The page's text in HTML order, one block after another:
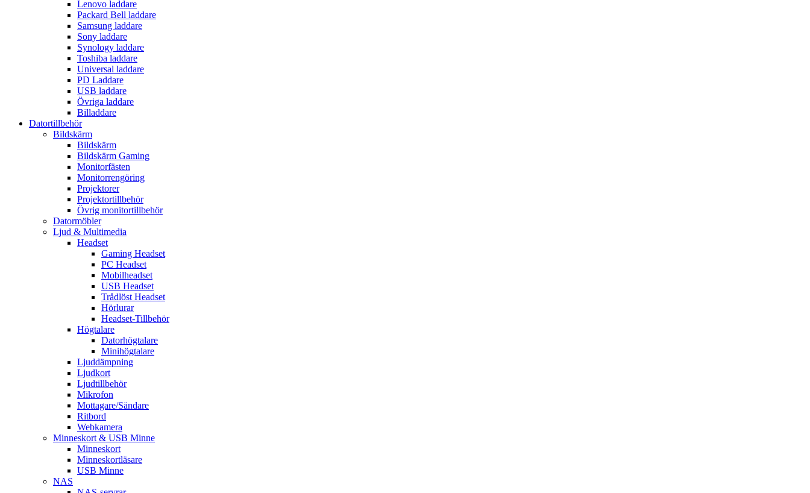
Lenovo laddare
Packard Bell laddare
Samsung laddare
Sony laddare
Synology laddare
Toshiba laddare
Universal laddare
PD Laddare
USB laddare
Övriga laddare
Billaddare
Datortillbehör
Bildskärm
Bildskärm
Bildskärm Gaming
Monitorfästen
Monitorrengöring
Projektorer
Projektortillbehör
Övrig monitortillbehör
Datormöbler
Ljud & Multimedia
Headset
Gaming Headset
PC Headset
Mobilheadset
USB Headset
Trådlöst Headset
Hörlurar
Headset-Tillbehör
Högtalare
Datorhögtalare
Minihögtalare
Ljuddämpning
Ljudkort
Ljudtillbehör
Mikrofon
Mottagare/Sändare
Ritbord
Webkamera
Minneskort & USB Minne
Minneskort
Minneskortläsare
USB Minne
NAS